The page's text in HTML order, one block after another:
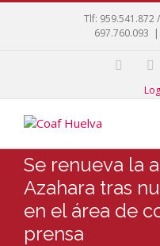
Tlf: 959.541.872
697.760.093 |
Se renueva la
Azahara tras
en el área de
prensa